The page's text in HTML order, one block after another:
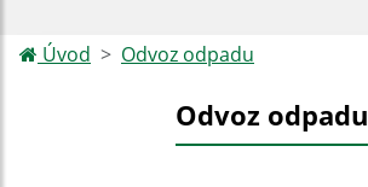
Úvod Odvoz odpadu
Odvoz odpadu